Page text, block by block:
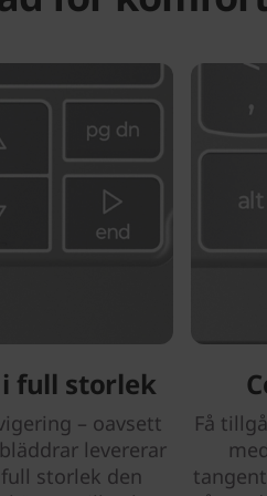
full storlek
– oavsett
levererar
storlek den
Få